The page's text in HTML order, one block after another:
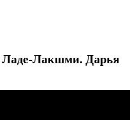
Лакшми. Дарья